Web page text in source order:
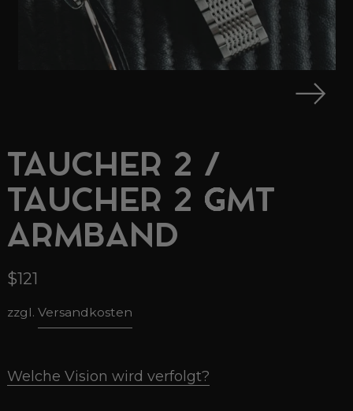
TAUCHER 2 /
TAUCHER 2 GMT
ARMBAND
$121
zzgl. Versandkosten
Welche Vision wird verfolgt?